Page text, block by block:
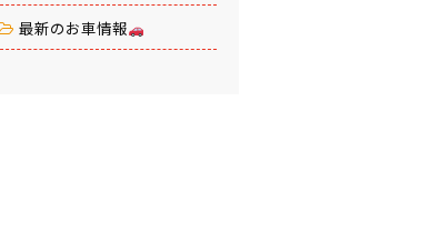
最新のお車情報